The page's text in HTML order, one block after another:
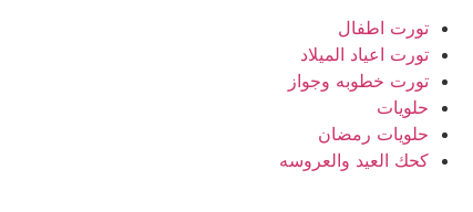
تورت اطفال
تورت اعياد الميلاد
تورت خطوبه وجواز
حلويات
حلويات رمضان
كحك العيد والعروسه